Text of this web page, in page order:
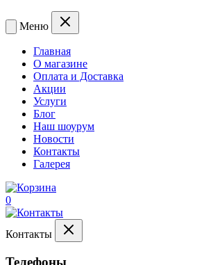
Меню
Главная
О магазине
Оплата и Доставка
Акции
Услуги
Блог
Наш шоурум
Новости
Контакты
Галерея
0
Контакты